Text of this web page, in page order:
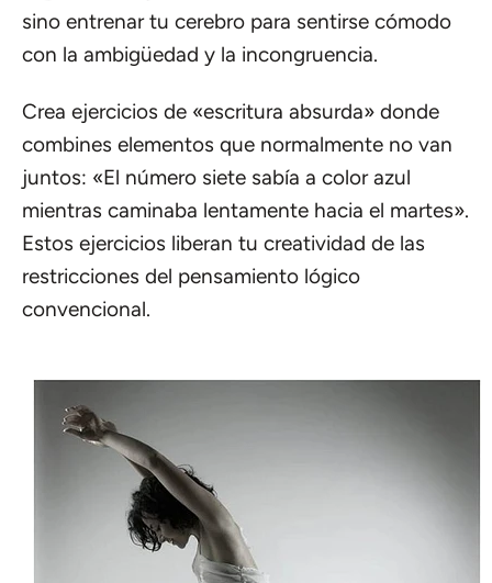
sino entrenar tu cerebro para sentirse cómodo
con la ambigüedad y la incongruencia.
Crea ejercicios de «escritura absurda» donde
combines elementos que normalmente no van
juntos: «El número siete sabía a color azul
mientras caminaba lentamente hacia el martes».
Estos ejercicios liberan tu creatividad de las
restricciones del pensamiento lógico
convencional.